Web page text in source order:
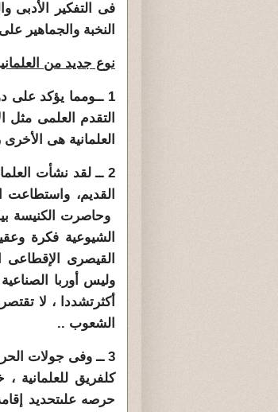
فى التفكير
النخبة والجماهير
نوع جديد من
1 ــومما يؤكد على دور
التقدم العلمى مثل
العلمانية هى
2 ــ لقد نشأت
القديم، واستطاعت
وحاصرت الكنيسة
الشيوعية فكرة
القيصرى الإقطاعى
وليس أوربا
أكثر تشددا ، لا
الشعوب ..
3 ــ وفى جولات
كلفريق للعلمانية
حرصه علىتحديد